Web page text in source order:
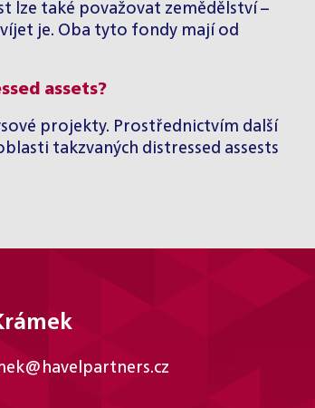
lze také považovat zemědělství –
je. Oba tyto fondy mají od
assets?
projekty. Prostřednictvím další
takzvaných distressed assests